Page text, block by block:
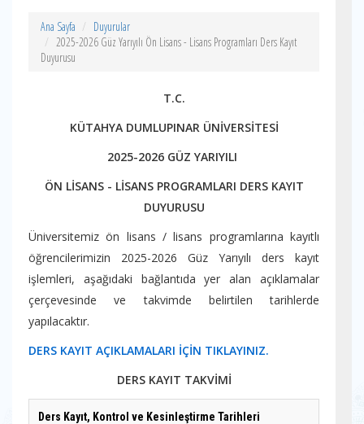
Ana Sayfa
Duyurular
2025-2026 Güz Yarıyılı Ön Lisans - Lisans Programları Ders Kayıt
Duyurusu
T.C.
KÜTAHYA DUMLUPINAR ÜNİVERSİTESİ
2025-2026 GÜZ YARIYILI
ÖN LİSANS - LİSANS PROGRAMLARI DERS KAYIT
DUYURUSU
Üniversitemiz ön lisans / lisans programlarına kayıtlı
öğrencilerimizin 2025-2026 Güz Yarıyılı ders kayıt
işlemleri, aşağıdaki bağlantıda yer alan açıklamalar
çerçevesinde ve takvimde belirtilen tarihlerde
yapılacaktır.
DERS KAYIT AÇIKLAMALARI İÇİN TIKLAYINIZ.
DERS KAYIT TAKVİMİ
Ders Kayıt, Kontrol ve Kesinleştirme Tarihleri